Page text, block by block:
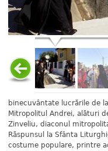
binecuvântate lucrările de
Mitropolitul Andrei, alături
Zinveliu, diaconul
Răspunsul la Sfânta
costume populare, printre